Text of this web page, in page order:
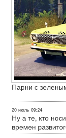
Парни с
20 июль 09:24
Ну а те, кто
времен